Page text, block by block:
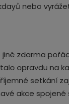
nebo
zdarma
opravdu na
setkání
akce spojené